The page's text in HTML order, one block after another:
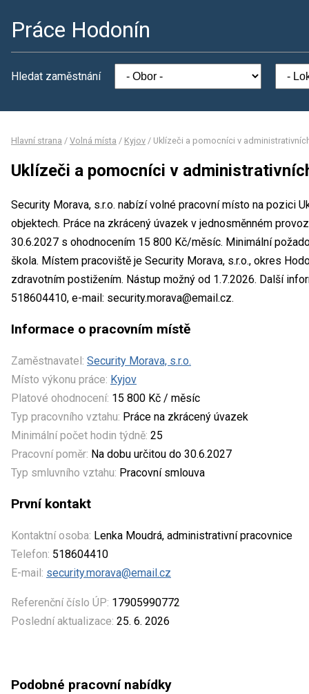
Práce Hodonín
Hledat zaměstnání
Hlavní strana / Volná místa / Kyjov / Uklízeči a pomocníci v
Uklízeči a pomocníci v
Security Morava, s.r.o. nabízí volné pracovní místo na pozici
objektech. Práce na zkrácený úvazek v jednosměnném
30.6.2027 s ohodnocením 15 800 Kč/měsíc. Minimální
škola. Místem pracoviště je Security Morava, s.r.o., okres
zdravotním postižením. Nástup možný od 1.7.2026. Další
518604410, e-mail: security.morava@email.cz.
Informace o pracovním místě
Zaměstnavatel: Security Morava, s.r.o.
Místo výkonu práce: Kyjov
Platové ohodnocení: 15 800 Kč / měsíc
Typ pracovního vztahu: Práce na zkrácený úvazek
Minimální počet hodin týdně: 25
Pracovní poměr: Na dobu určitou do 30.6.2027
Typ smluvního vztahu: Pracovní smlouva
První kontakt
Kontaktní osoba: Lenka Moudrá, administrativní pracovnice
Telefon: 518604410
E-mail: security.morava@email.cz
Referenční číslo ÚP: 17905990772
Poslední aktualizace: 25. 6. 2026
Podobné pracovní nabídky